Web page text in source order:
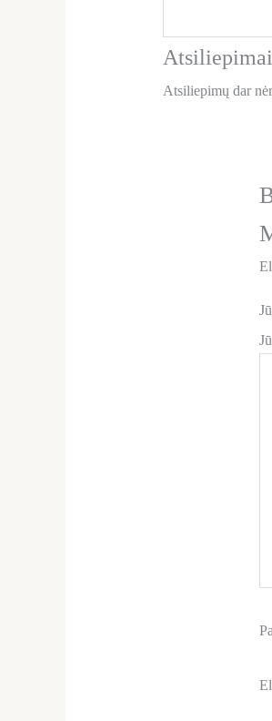
Atsiliepimai
Atsiliepimų dar